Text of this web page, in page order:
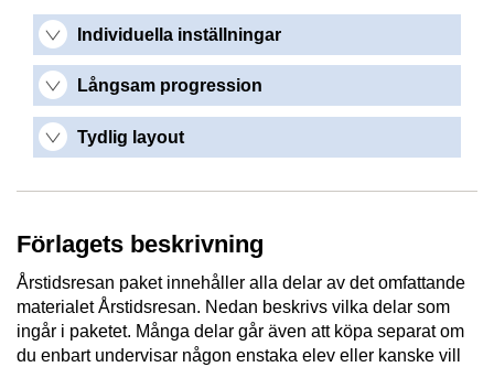
Individuella inställningar
Långsam progression
Tydlig layout
Förlagets beskrivning
Årstidsresan paket innehåller alla delar av det omfattande
materialet Årstidsresan. Nedan beskrivs vilka delar som
ingår i paketet. Många delar går även att köpa separat om
du enbart undervisar någon enstaka elev eller kanske vill